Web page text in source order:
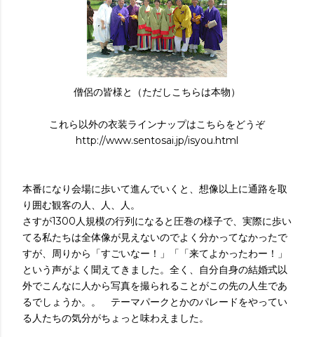
僧侶の皆様と（ただしこちらは本物）
これら以外の衣装ラインナップはこちらをどうぞ
http://www.sentosai.jp/isyou.html
本番になり会場に歩いて進んでいくと、想像以上に通路を取
り囲む観客の人、人、人。
さすが1300人規模の行列になると圧巻の様子で、実際に歩い
てる私たちは全体像が見えないのでよく分かってなかったで
すが、周りから「すごいなー！」「「来てよかったわー！」
という声がよく聞えてきました。全く、自分自身の結婚式以
外でこんなに人から写真を撮られることがこの先の人生であ
るでしょうか。。 テーマパークとかのパレードをやってい
る人たちの気分がちょっと味わえました。